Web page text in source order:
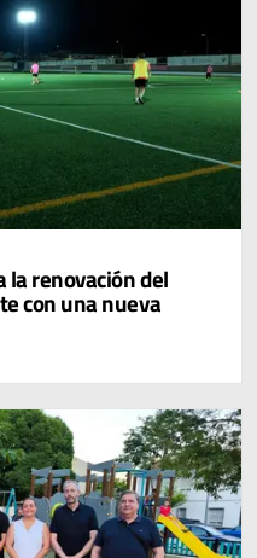
la renovación del
con una nueva